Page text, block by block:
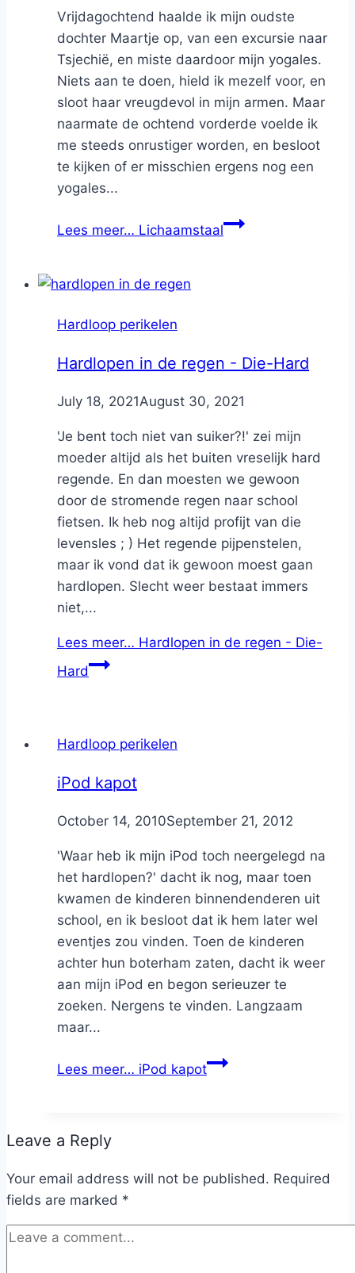
Vrijdagochtend haalde ik mijn oudste
dochter Maartje op, van een excursie naar
Tsjechië, en miste daardoor mijn yogales.
Niets aan te doen, hield ik mezelf voor, en
sloot haar vreugdevol in mijn armen. Maar
naarmate de ochtend vorderde voelde ik
me steeds onrustiger worden, en besloot
te kijken of er misschien ergens nog een
yogales...
Lees meer… Lichaamstaal
Hardloop perikelen
Hardlopen in de regen - Die-Hard
ByNicole
July 18, 2021August 30, 2021
'Je bent toch niet van suiker?!' zei mijn
moeder altijd als het buiten vreselijk hard
regende. En dan moesten we gewoon
door de stromende regen naar school
fietsen. Ik heb nog altijd profijt van die
levensles ; ) Het regende pijpenstelen,
maar ik vond dat ik gewoon moest gaan
hardlopen. Slecht weer bestaat immers
niet,...
Lees meer… Hardlopen in de regen - Die-
Hard
Hardloop perikelen
iPod kapot
ByNicole
October 14, 2010September 21, 2012
'Waar heb ik mijn iPod toch neergelegd na
het hardlopen?' dacht ik nog, maar toen
kwamen de kinderen binnendenderen uit
school, en ik besloot dat ik hem later wel
eventjes zou vinden. Toen de kinderen
achter hun boterham zaten, dacht ik weer
aan mijn iPod en begon serieuzer te
zoeken. Nergens te vinden. Langzaam
maar...
Lees meer… iPod kapot
Leave a Reply
Your email address will not be published. Required
fields are marked *